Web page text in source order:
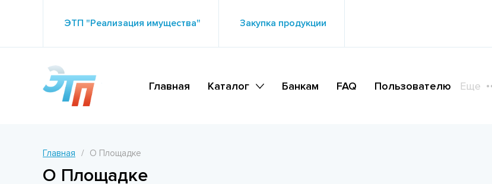
ЭТП "Реализация имущества" Закупка продукции
Главная Каталог Банкам FAQ Пользователю Еще
Главная О Площадке
О Площадке